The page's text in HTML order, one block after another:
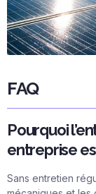
FAQ
Pourquoi
entreprise
Sans entretien